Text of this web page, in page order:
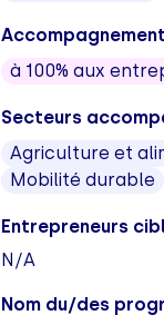
à 100% aux
Secteurs
Agriculture et
Mobilité durable
Entrepreneurs
N/A
Nom du/des